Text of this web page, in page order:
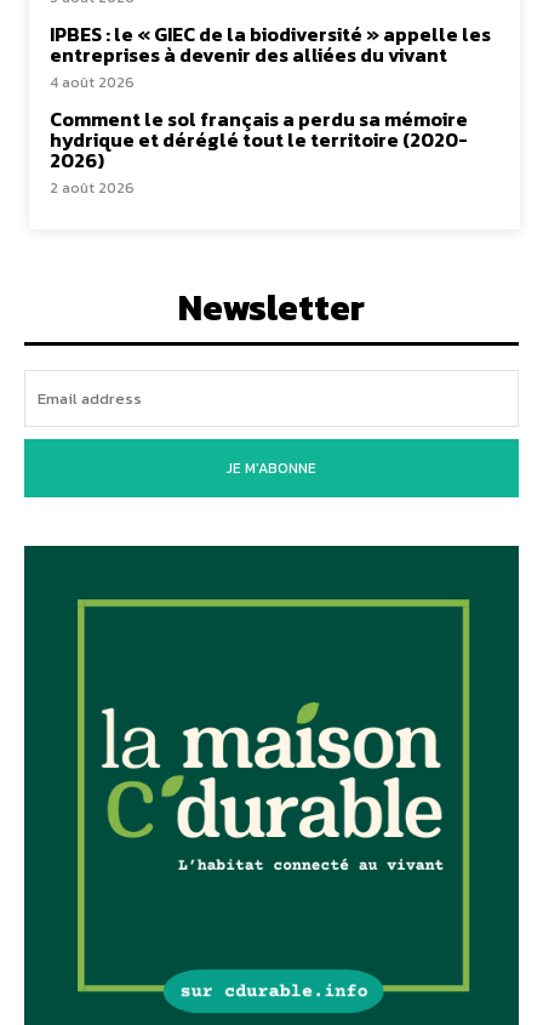
IPBES : le « GIEC de la biodiversité » appelle les
entreprises à devenir des alliées du vivant
4 août 2026
Comment le sol français a perdu sa mémoire
hydrique et déréglé tout le territoire (2020-
2026)
2 août 2026
Newsletter
JE M'ABONNE